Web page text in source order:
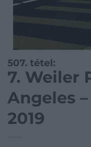
507. tétel:
7. Weiler
Angeles
2019